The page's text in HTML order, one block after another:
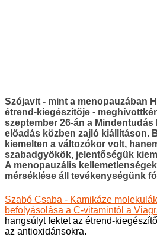
Szójavit - mint a menopauzában
étrend-kiegészítője -
szeptember 26-án a
előadás közben zajló kiállításon.
kiemelten a változókor volt,
szabadgyökök, jelentőségük
A menopauzális
mérséklése áll tevékenységünk
Szabó Csaba - Kamikáze
befolyásolása a C-vitamintól a
hangsúlyt fektet az étrend-
az antioxidánsokra.